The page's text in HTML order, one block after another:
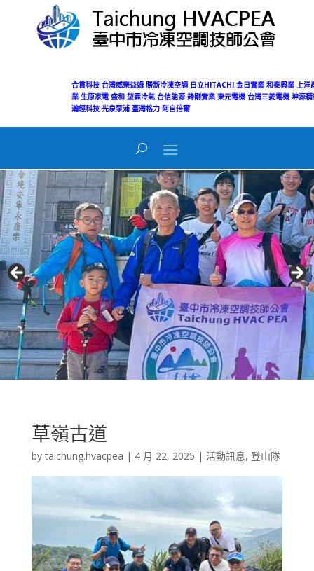
合貫科技 台灣威樂益姆 勝新冷凍空調 日立HITACHI 金日實業 和泰興業
上洋
業 生原家電 盛和 堃霖冷氣 台信能源 鋒剛實業 東元電機 台灣三菱電機 坤源精
瀚經科技 光泉泵浦 臺灣格力 阿自倍爾
Total Views:50,068
草嶺古道
bytaichung.hvacpea | 4 月 22, 2025 | 活動訊息, 登山隊